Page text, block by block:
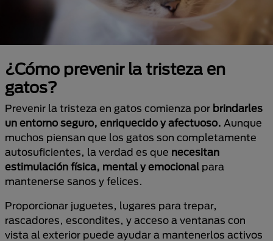
¿Cómo prevenir la tristeza en
gatos?
Prevenir la tristeza en gatos comienza por brindarles
un entorno seguro, enriquecido y afectuoso. Aunque
muchos piensan que los gatos son completamente
autosuficientes, la verdad es que necesitan
estimulación física, mental y emocional para
mantenerse sanos y felices.
Proporcionar juguetes, lugares para trepar,
rascadores, escondites, y acceso a ventanas con
vista al exterior puede ayudar a mantenerlos activos